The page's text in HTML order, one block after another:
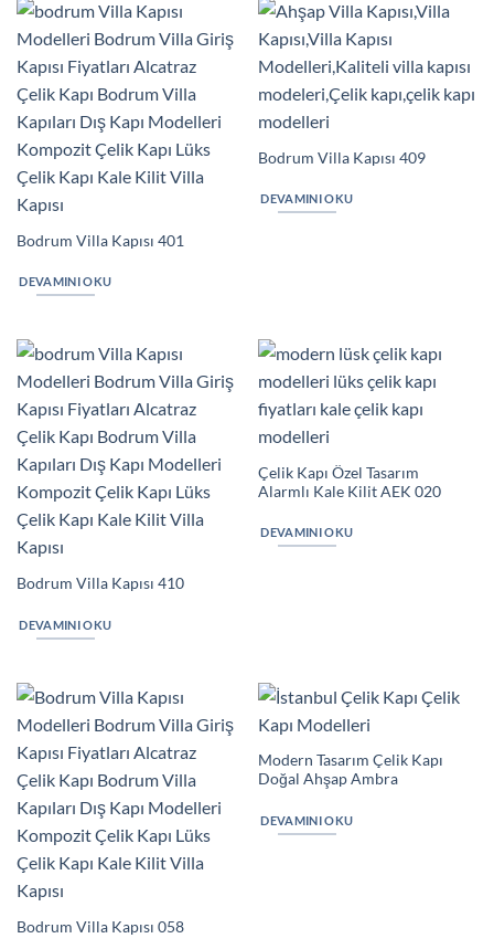
Bodrum Villa Kapısı 401
DEVAMINI OKU
Bodrum Villa Kapısı 409
DEVAMINI OKU
Bodrum Villa Kapısı 410
DEVAMINI OKU
Çelik Kapı Özel Tasarım
Alarmlı Kale Kilit AEK 020
DEVAMINI OKU
Bodrum Villa Kapısı 058
Modern Tasarım Çelik Kapı
Doğal Ahşap Ambra
DEVAMINI OKU